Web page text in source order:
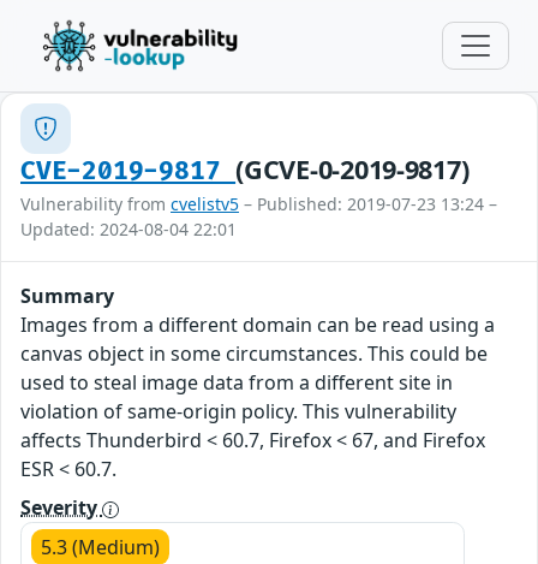
CVE-2019-9817(GCVE-0-2019-9817)
Vulnerability from cvelistv5 – Published: 2019-07-23 13:24 –
Updated: 2024-08-04 22:01
Summary
Images from a different domain can be read using a
canvas object in some circumstances. This could be
used to steal image data from a different site in
violation of same-origin policy. This vulnerability
affects Thunderbird < 60.7, Firefox < 67, and Firefox
ESR < 60.7.
Severity
5.3 (Medium)